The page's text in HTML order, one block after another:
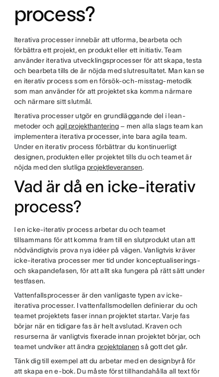
process?
Iterativa processer innebär att utforma, bearbeta och
förbättra ett projekt, en produkt eller ett initiativ. Team
använder iterativa utvecklingsprocesser för att skapa, testa
och bearbeta tills de är nöjda med slutresultatet. Man kan se
en iterativ process som en försök-och-misstag-metodik
som man använder för att projektet ska komma närmare
och närmare sitt slutmål.
Iterativa processer utgör en grundläggande del i lean-
metoder ochagil projekthantering – men alla slags team kan
implementera iterativa processer, inte bara agila team.
Under en iterativ process förbättrar du kontinuerligt
designen, produkten eller projektet tills du och teamet är
nöjda med den slutliga projektleveransen.
Vad är då en icke-iterativ
process?
I en icke-iterativ process arbetar du och teamet
tillsammans för att komma fram till en slutprodukt utan att
nödvändigtvis prova nya idéer på vägen. Vanligtvis kräver
icke-iterativa processer mer tid under konceptualiserings-
och skapandefasen, för att allt ska fungera på rätt sätt under
testfasen.
Vattenfallsprocesser är den vanligaste typen av icke-
iterativa processer. I vattenfallsmodellen definierar du och
teamet projektets faser innan projektet startar. Varje fas
börjar när en tidigare fas är helt avslutad. Kraven och
resurserna är vanligtvis fixerade innan projektet börjar, och
teamet undviker att ändra projektplanen så gott det går.
Tänk dig till exempel att du arbetar med en designbyrå för
att skapa en e-bok. Du måste först tillhandahålla all text för